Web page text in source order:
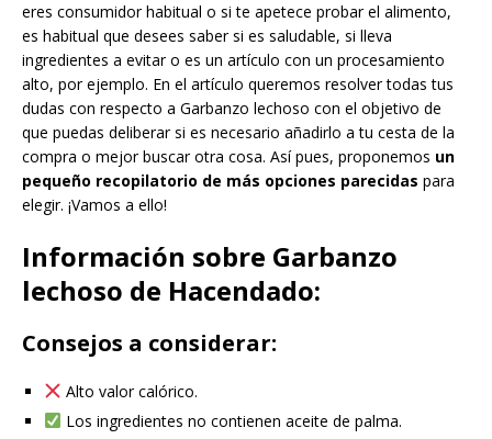
eres consumidor habitual o si te apetece probar el alimento,
es habitual que desees saber si es saludable, si lleva
ingredientes a evitar o es un artículo con un procesamiento
alto, por ejemplo. En el artículo queremos resolver todas tus
dudas con respecto a Garbanzo lechoso con el objetivo de
que puedas deliberar si es necesario añadirlo a tu cesta de la
compra o mejor buscar otra cosa. Así pues, proponemos un
pequeño recopilatorio de más opciones parecidas para
elegir. ¡Vamos a ello!
Información sobre Garbanzo
lechoso de Hacendado:
Consejos a considerar:
Alto valor calórico.
Los ingredientes no contienen aceite de palma.